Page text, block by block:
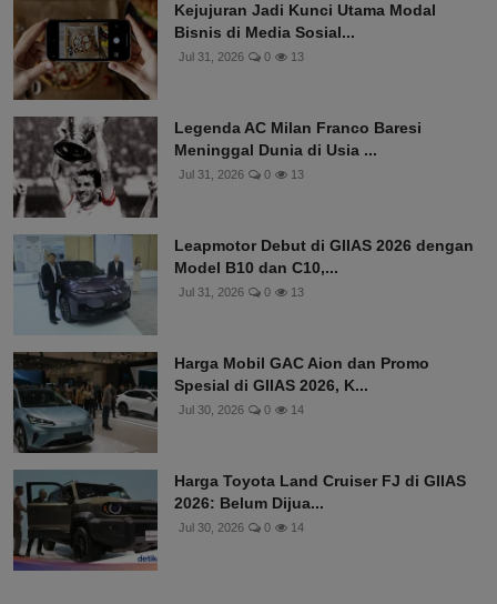
Kejujuran Jadi Kunci Utama Modal
Bisnis di Media Sosial...
Jul 31, 2026 0 13
Legenda AC Milan Franco Baresi
Meninggal Dunia di Usia ...
Jul 31, 2026 0 13
Leapmotor Debut di GIIAS 2026 dengan
Model B10 dan C10,...
Jul 31, 2026 0 13
Harga Mobil GAC Aion dan Promo
Spesial di GIIAS 2026, K...
Jul 30, 2026 0 14
Harga Toyota Land Cruiser FJ di GIIAS
2026: Belum Dijua...
Jul 30, 2026 0 14